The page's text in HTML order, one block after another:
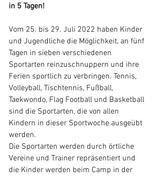
in 5 Tagen!
Vom 25. bis 29. Juli 2022 haben Kinder
und Jugendliche die Möglichkeit, an fünf
Tagen in sieben verschiedenen
Sportarten reinzuschnuppern und ihre
Ferien sportlich zu verbringen. Tennis,
Volleyball, Tischtennis, Fußball,
Taekwondo, Flag Football und Basketball
sind die Sportarten, die von allen
Kindern in dieser Sportwoche ausgeübt
werden.
Die Sportarten werden durch örtliche
Vereine und Trainer repräsentiert und
die Kinder werden beim Camp in der